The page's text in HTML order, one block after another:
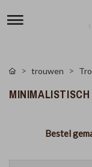
trouwen
Bestel